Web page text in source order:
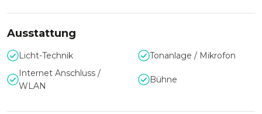
Eleganz geben der ehemaligen Werkstatt ihre einmalige
Kulinarik auf höchstem Niveau
Für den kulinarischen Rahmen sorgt der Top-Caterer con
GUSTO. Überzeugen Sie sich selbst von der
atemberaubenden Atmosphäre des Kabelwerks und
Ausstattung
Licht-Technik
Tonanlage / Mikrofon
Internet Anschluss /
WLAN
Bühne